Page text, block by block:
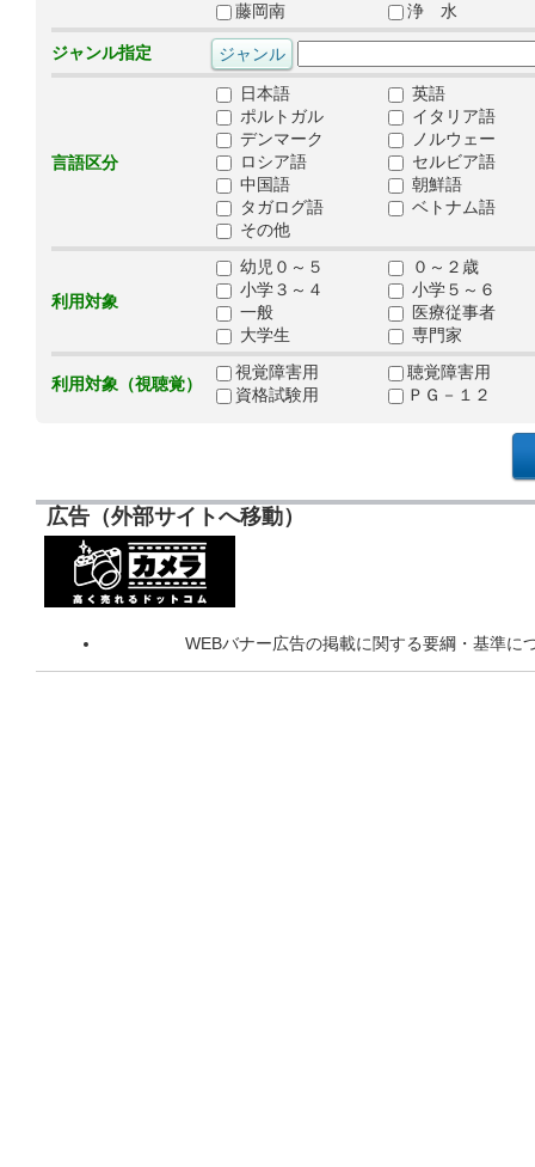
藤岡南
浄 水
ジャンル指定
言語区分
日本語
英語
ポルトガル
イタリア語
デンマーク
ノルウェー
ロシア語
セルビア語
中国語
朝鮮語
タガログ語
ベトナム語
その他
利用対象
幼児０～５
０～２歳
小学３～４
小学５～６
一般
医療従事者
大学生
専門家
利用対象（視聴覚）
視覚障害用
聴覚障害用
資格試験用
ＰＧ－１２
広告（外部サイトへ移動）
WEBバナー広告の掲載に関する要綱・基準に